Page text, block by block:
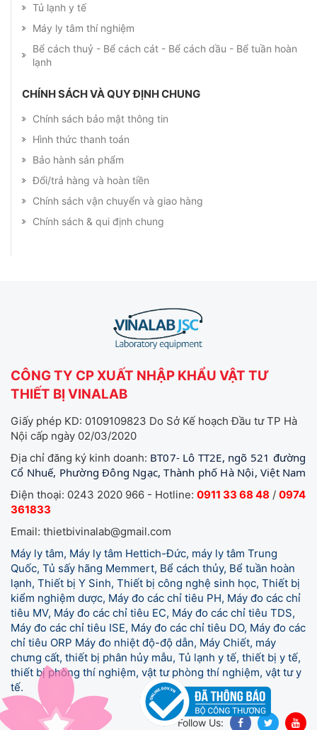
Tủ lạnh y tế
Máy ly tâm thí nghiệm
Bể cách thuỷ - Bể cách cát - Bể cách dầu - Bể tuần hoàn
lạnh
CHÍNH SÁCH VÀ QUY ĐỊNH CHUNG
Chính sách bảo mật thông tin
Hình thức thanh toán
Bảo hành sản phẩm
Đổi/trả hàng và hoàn tiền
Chính sách vận chuyển và giao hàng
Chính sách & qui định chung
CÔNG TY CP XUẤT NHẬP KHẨU VẬT TƯ
THIẾT BỊ VINALAB
Giấy phép KD: 0109109823 Do Sở Kế hoạch Đầu tư TP Hà
Nội cấp ngày 02/03/2020
Địa chỉ đăng ký kinh doanh: BT07- Lô TT2E, ngõ 521 đường
Cổ Nhuế, Phường Đông Ngạc, Thành phố Hà Nội, Việt Nam
Điện thoại: 0243 2020 966 - Hotline: 0911 33 68 48 / 0974
361833
Email: thietbivinalab@gmail.com
Máy ly tâm, Máy ly tâm Hettich-Đức, máy ly tâm Trung
Quốc, Tủ sấy hãng Memmert, Bể cách thủy, Bể tuần hoàn
lạnh, Thiết bị Y Sinh, Thiết bị công nghệ sinh học, Thiết bị
kiểm nghiệm dược, Máy đo các chỉ tiêu PH, Máy đo các chỉ
tiêu MV, Máy đo các chỉ tiêu EC, Máy đo các chỉ tiêu TDS,
Máy đo các chỉ tiêu ISE, Máy đo các chỉ tiêu DO, Máy đo các
chỉ tiêu ORP Máy đo nhiệt độ-độ dẫn, Máy Chiết, máy
chưng cất, thiết bị phân hủy mẫu, Tủ lạnh y tế, thiết bị y tế,
thiết bị phòng thí nghiệm, vật tư phòng thí nghiệm, vật tư y
tế.
Follow Us: